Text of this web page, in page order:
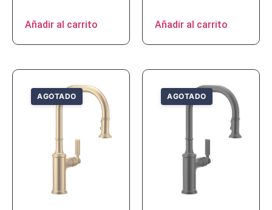
Añadir al carrito Añadir al carrito